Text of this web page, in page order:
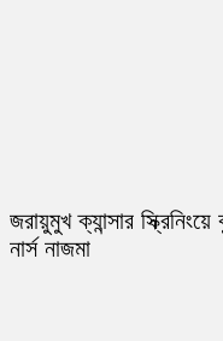
জরায়ুমুখ ক্যান্সার
নার্স নাজমা